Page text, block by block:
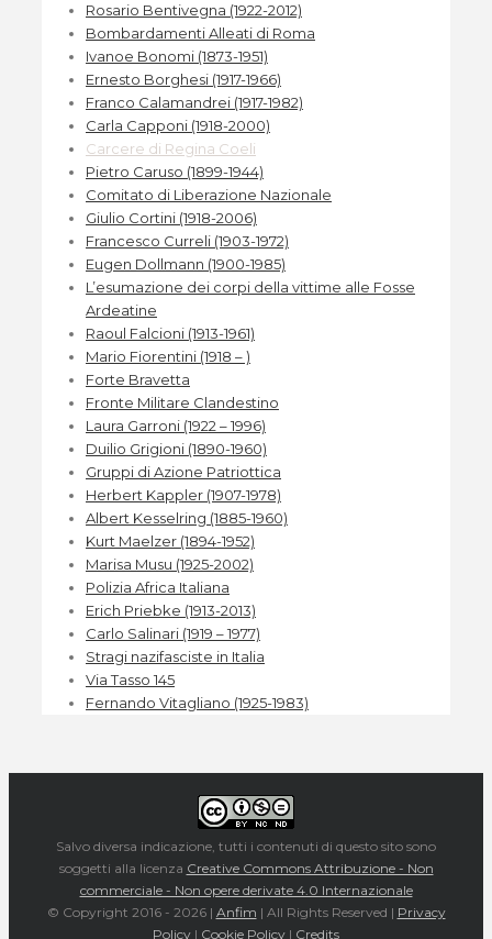
Rosario Bentivegna (1922-2012)
Bombardamenti Alleati di Roma
Ivanoe Bonomi (1873-1951)
Ernesto Borghesi (1917-1966)
Franco Calamandrei (1917-1982)
Carla Capponi (1918-2000)
Carcere di Regina Coeli
Pietro Caruso (1899-1944)
Comitato di Liberazione Nazionale
Giulio Cortini (1918-2006)
Francesco Curreli (1903-1972)
Eugen Dollmann (1900-1985)
L’esumazione dei corpi della vittime alle Fosse
Ardeatine
Raoul Falcioni (1913-1961)
Mario Fiorentini (1918 – )
Forte Bravetta
Fronte Militare Clandestino
Laura Garroni (1922 – 1996)
Duilio Grigioni (1890-1960)
Gruppi di Azione Patriottica
Herbert Kappler (1907-1978)
Albert Kesselring (1885-1960)
Kurt Maelzer (1894-1952)
Marisa Musu (1925-2002)
Polizia Africa Italiana
Erich Priebke (1913-2013)
Carlo Salinari (1919 – 1977)
Stragi nazifasciste in Italia
Via Tasso 145
Fernando Vitagliano (1925-1983)
Salvo diversa indicazione, tutti i contenuti di questo sito sono
soggetti alla licenza Creative Commons Attribuzione - Non
commerciale - Non opere derivate 4.0 Internazionale
© Copyright 2016 - 2026 | Anfim | All Rights Reserved | Privacy
Policy | Cookie Policy | Credits